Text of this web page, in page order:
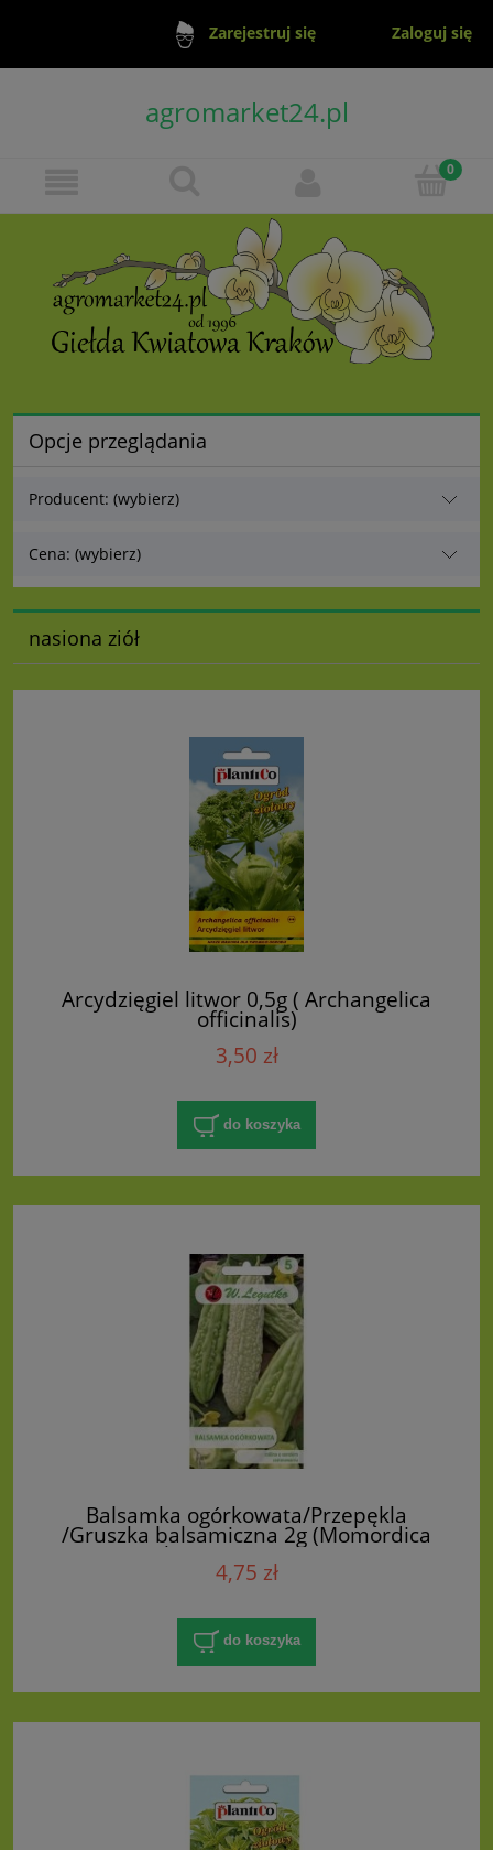
Zarejestruj się Zaloguj się
agromarket24.pl
Opcje przeglądania
Producent: (wybierz)
Cena: (wybierz)
nasiona ziół
Arcydzięgiel litwor 0,5g ( Archangelica
officinalis)
3,50 zł
do koszyka
Balsamka ogórkowata/Przepękla
/Gruszka balsamiczna 2g (Momordica
charantia) nasiona
4,75 zł
do koszyka